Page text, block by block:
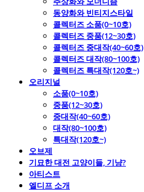
동양화와 빈티지스타일
콜렉터즈 소품(0~10호)
콜렉터즈 중품(12~30호)
콜렉터즈 중대작(40~60호)
콜렉터즈 대작(80~100호)
콜렉터즈 특대작(120호~)
오리지널
소품(0~10호)
중품(12~30호)
중대작(40~60호)
대작(80~100호)
특대작(120호~)
오브제
기묘한 대전 고양이들, 기냥?
아티스트
엘디프 소개